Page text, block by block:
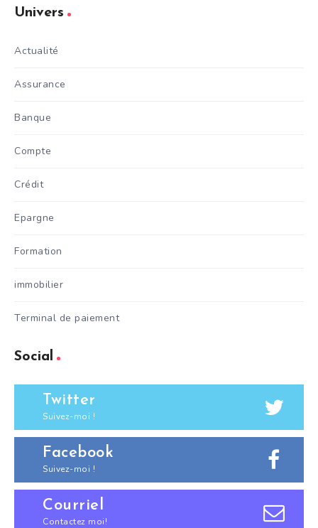
Univers
Actualité
Assurance
Banque
Compte
Crédit
Epargne
Formation
immobilier
Terminal de paiement
Social
Twitter
Suivez-moi !
Facebook
Suivez-moi !
Courriel
Contactez moi!